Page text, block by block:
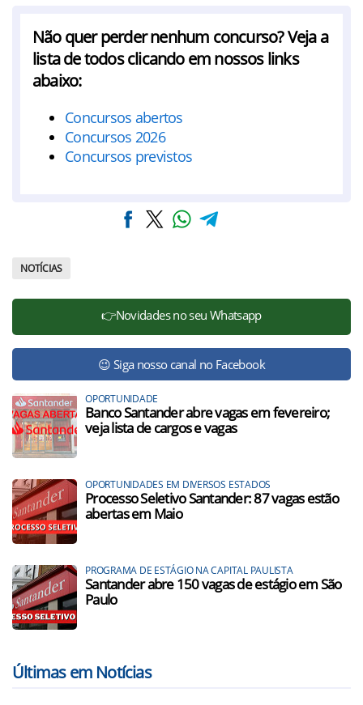
Não quer perder nenhum concurso? Veja a
lista de todos clicando em nossos links
abaixo:
Concursos abertos
Concursos 2026
Concursos previstos
NOTÍCIAS
👉Novidades no seu Whatsapp
😉 Siga nosso canal no Facebook
OPORTUNIDADE
Banco Santander abre vagas em fevereiro;
veja lista de cargos e vagas
OPORTUNIDADES EM DIVERSOS ESTADOS
Processo Seletivo Santander: 87 vagas estão
abertas em Maio
PROGRAMA DE ESTÁGIO NA CAPITAL PAULISTA
Santander abre 150 vagas de estágio em São
Paulo
Últimas em Notícias